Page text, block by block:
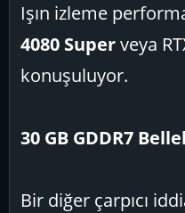
Işın izleme
4080 Superveya
konuşuluyor.
30 GB GDDR7
Bir diğer çarpıcı